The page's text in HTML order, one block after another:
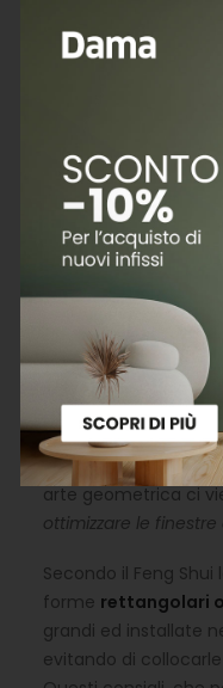
Le disposizioni
alla data di
Feng Shuiè un’arte
spazi vengono
creare armonia tra
Obiettivo di questa
capaci di creare
arredi a seconda dei
per creare spazi
Le finestre
Coniugando filosofia
arte geometrica ci
ottimizzare le
Secondo il Feng Shui
forme rettangolari
grandi ed installate
evitando di